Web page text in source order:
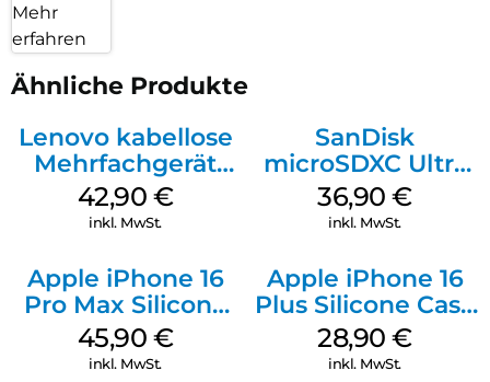
Mehr
erfahren
Ähnliche Produkte
Lenovo kabellose
Mehrfachgerät
Luna Grey
42,90 €
inkl. MwSt.
SanDisk
microSDXC Ultra
128 GB + Adapter
Mobile
36,90€
inkl. MwSt.
Apple iPhone 16
Pro Max Silicone
Case MagSafe
Ultramarine
45,90 €
inkl. MwSt.
Apple iPhone 16
Plus Silicone Case
MagSafe Black
28,90€
inkl. MwSt.